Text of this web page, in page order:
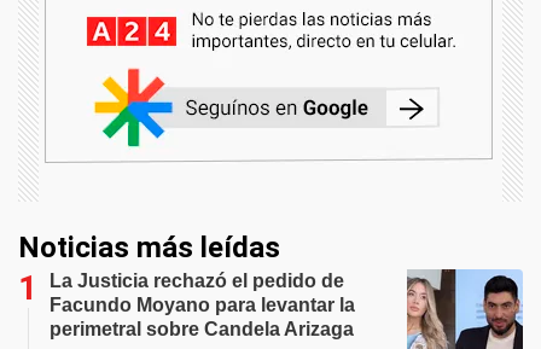
Noticias más leídas
La Justicia rechazó el pedido de
Facundo Moyano para levantar la
perimetral sobre Candela Arizaga